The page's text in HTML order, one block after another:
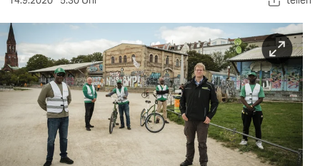
sport
berlin
nord
wahrheit